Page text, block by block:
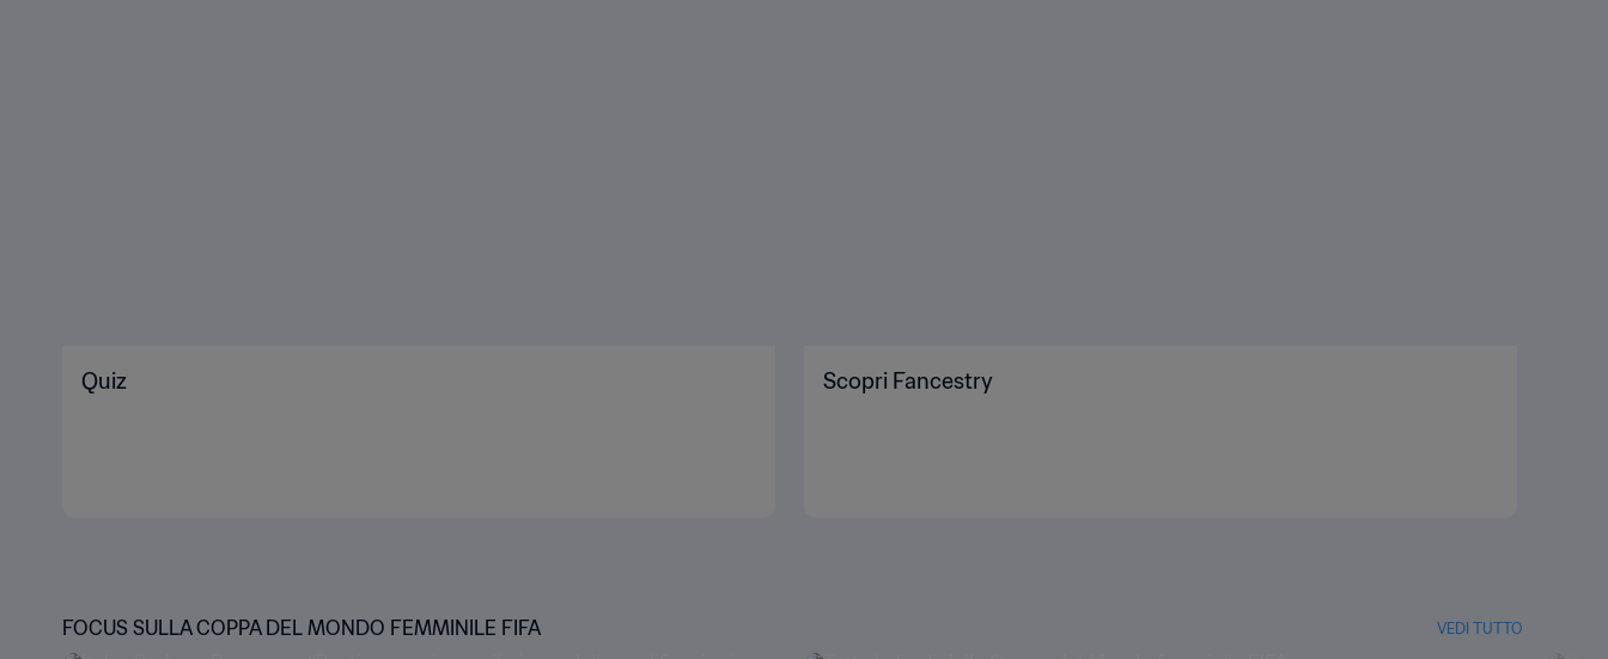
Quiz Scopri Fancestry
FOCUS SULLA COPPA DEL MONDO FEMMINILE FIFA VEDI TUTTO